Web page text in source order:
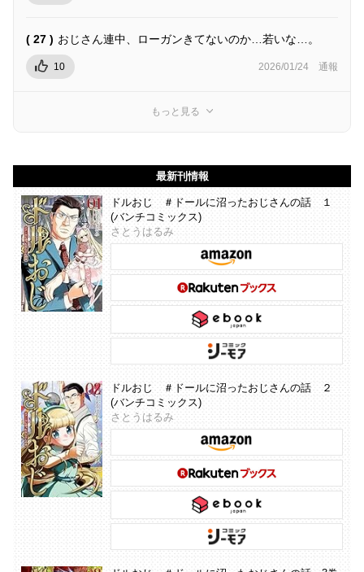
( 27 ) おじさん連中、ローガンきてないのか…若いな…。
10 2026/01/24 通報
もっと見る
最新刊情報
ドルおじ ＃ドールに沼ったおじさんの話 １
(バンチコミックス)
さとうはるみ
ドルおじ ＃ドールに沼ったおじさんの話 ２
(バンチコミックス)
さとうはるみ